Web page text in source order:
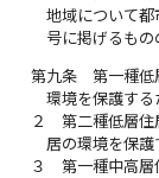
地域について
号に掲げるもの
第九条
第一種低
環境を保護する
２
第二種低層
居の環境を保護
３
第一種中高